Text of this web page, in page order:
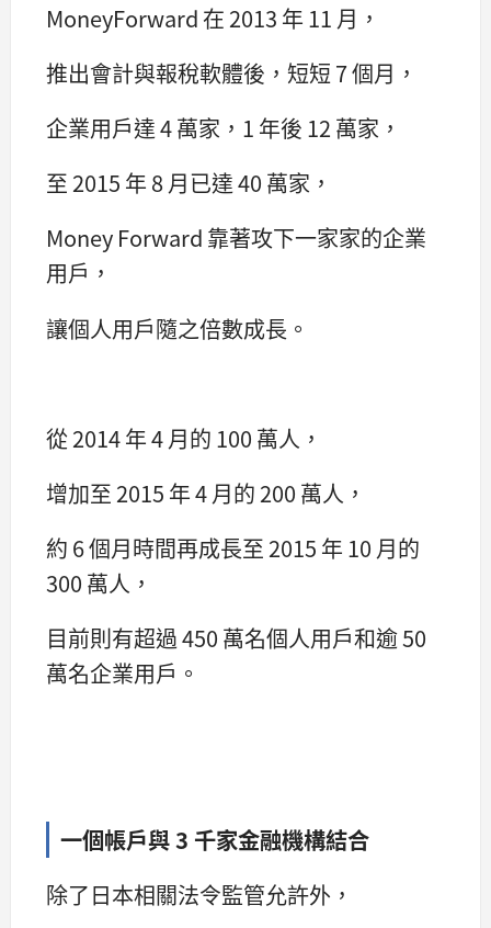
MoneyForward 在 2013 年 11 月，
推出會計與報稅軟體後，短短 7 個月，
企業用戶達 4 萬家，1 年後 12 萬家，
至 2015 年 8 月已達 40 萬家，
Money Forward 靠著攻下一家家的企業
用戶，
讓個人用戶隨之倍數成長。
從 2014 年 4 月的 100 萬人，
增加至 2015 年 4 月的 200 萬人，
約 6 個月時間再成長至 2015 年 10 月的
300 萬人，
目前則有超過 450 萬名個人用戶和逾 50
萬名企業用戶。
一個帳戶與 3 千家金融機構結合
除了日本相關法令監管允許外，